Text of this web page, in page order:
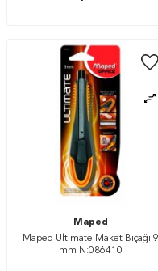
Maped
Maped Ultimate Maket Bıçağı 9
mm N:086410